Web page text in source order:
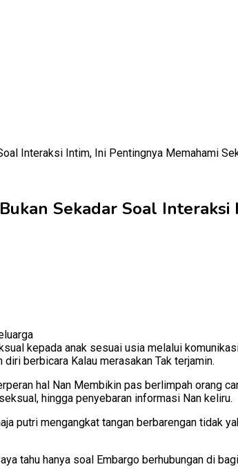
Sekadar Soal
kepada anak sesuai usia melalui
berbicara Kalau merasakan Tak terjamin.
hal Nan Membikin pas berlimpah orang
hingga penyebaran informasi Nan keliru.
putri mengangkat tangan berbarengan tidak
tahu hanya soal Embargo berhubungan di